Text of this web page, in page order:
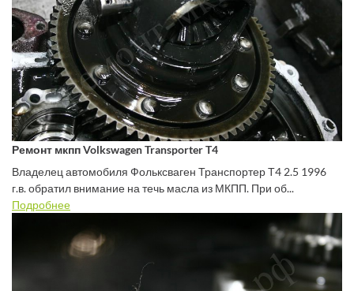
Ремонт мкпп Volkswagen Transporter T4
Владелец автомобиля Фольксваген Транспортер Т4 2.5 1996
г.в. обратил внимание на течь масла из МКПП. При об...
Подробнее